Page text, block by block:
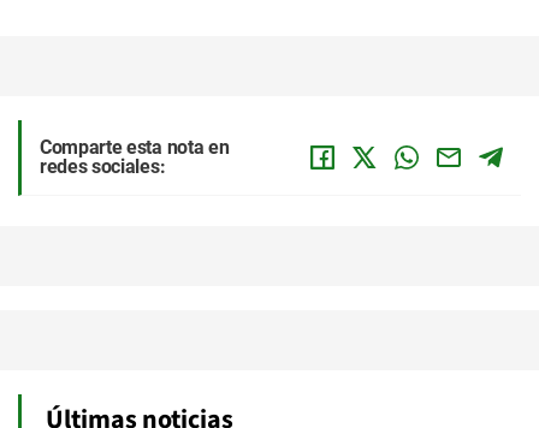
Comparte esta nota en
redes sociales:
Últimas noticias